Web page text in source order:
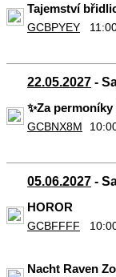
Tajemství
GCBPYEY
22.05.2027 -
✨Za
GCBNX8M
05.06.2027 -
HOROR
GCBFFFF
Nacht Raven